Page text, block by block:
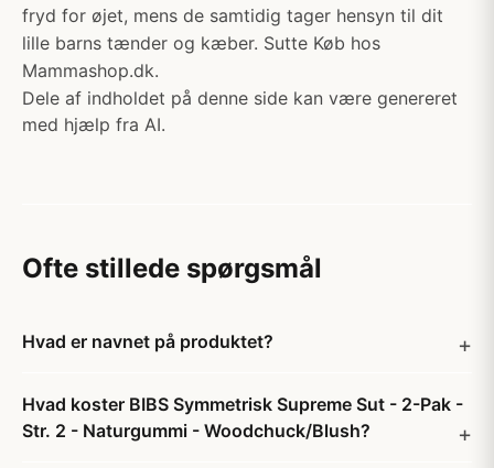
fryd for øjet, mens de samtidig tager hensyn til dit
lille barns tænder og kæber. Sutte Køb hos
Mammashop.dk.
Dele af indholdet på denne side kan være genereret
med hjælp fra AI.
Ofte stillede spørgsmål
Hvad er navnet på produktet?
Hvad koster BIBS Symmetrisk Supreme Sut - 2-Pak -
Str. 2 - Naturgummi - Woodchuck/Blush?